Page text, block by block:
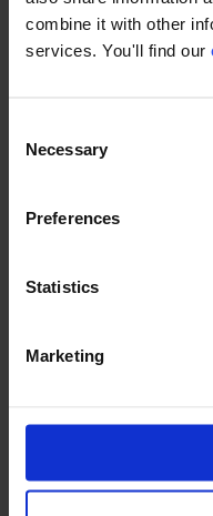
combine it with other
services. You'll find our
Selection
Necessary
Preferences
Statistics
Marketing
Footer